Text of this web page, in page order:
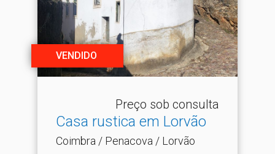
VENDIDO
Preço sob consulta
Casa rustica em Lorvão
Coimbra / Penacova / Lorvão